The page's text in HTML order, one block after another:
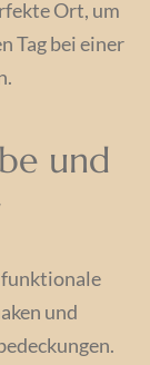
Ort, um
Tag bei einer
und
funktionale
und